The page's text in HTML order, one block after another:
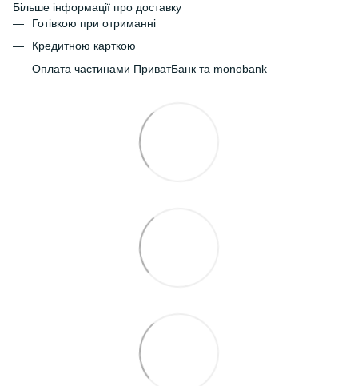
Більше інформації про доставку
Готівкою при отриманні
Кредитною карткою
Оплата частинами ПриватБанк та monobank